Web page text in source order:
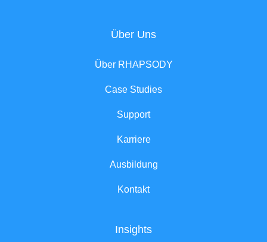
Über Uns
Über RHAPSODY
Case Studies
Support
Karriere
Ausbildung
Kontakt
Insights